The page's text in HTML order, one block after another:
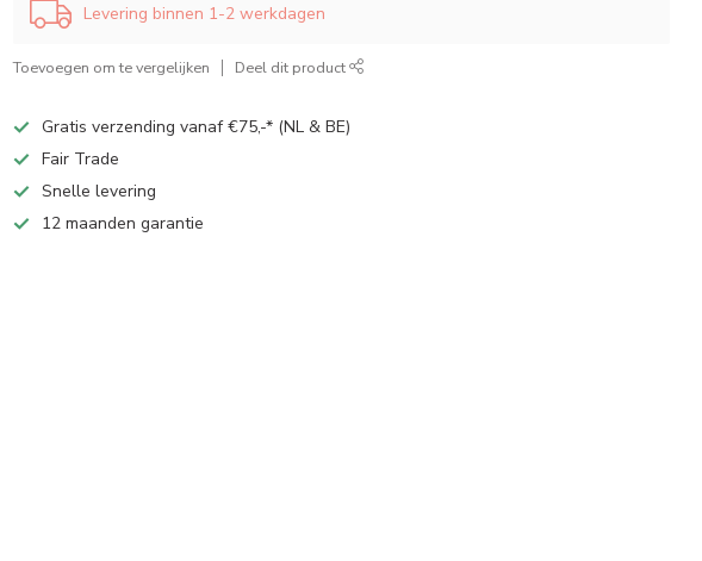
Levering binnen 1-2 werkdagen
Toevoegen om te vergelijken Deel dit product
Gratis verzending vanaf €75,-* (NL & BE)
Fair Trade
Snelle levering
12 maanden garantie